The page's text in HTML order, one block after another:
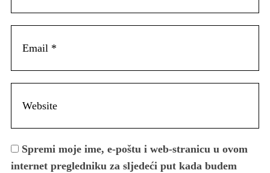
Spremi moje ime, e-poštu i web-stranicu u ovom
internet pregledniku za sljedeći put kada budem